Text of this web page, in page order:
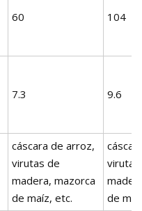
60 104
7.3 9.6
cáscara de arroz,
virutas de
madera, mazorca
de maíz, etc.
de